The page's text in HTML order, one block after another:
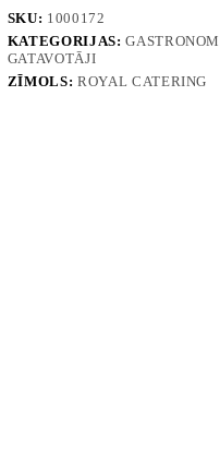
sirds
formas
rozete,
diametrs
21
SKU: 1000172
KATEGORIJAS:
GATAVOTĀJI
ZĪMOLS: ROYAL CATERING